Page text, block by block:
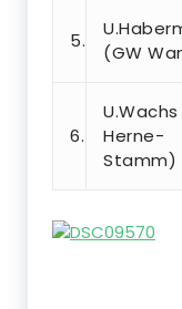
5.
(GW
6.
Herne-
Stamm)